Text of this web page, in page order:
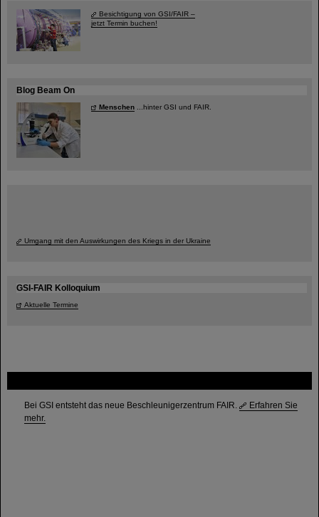
Bei GSI entsteht das neue Beschleunigerzentrum FAIR.
Erfahren Sie
mehr.
Besichtigung von GSI/FAIR –
jetzt Termin buchen!
Blog Beam On
Menschen ...hinter GSI und FAIR.
Umgang mit den Auswirkungen des Kriegs in der Ukraine
GSI-FAIR Kolloquium
Aktuelle Termine